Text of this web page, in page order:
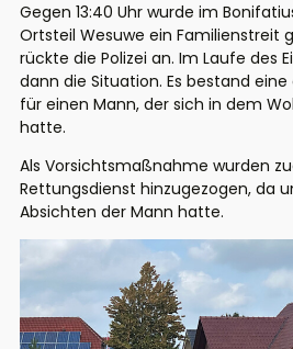
Gegen 13:40 Uhr wurde im
Ortsteil Wesuwe ein Familienstreit
rückte die Polizei an. Im Laufe des
dann die Situation. Es bestand
für einen Mann, der sich in dem
hatte.
Als Vorsichtsmaßnahme wurden
Rettungsdienst hinzugezogen, da
Absichten der Mann hatte.